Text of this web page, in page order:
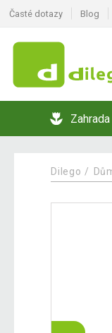
Časté dotazy Blog
Zahrada
Dilego